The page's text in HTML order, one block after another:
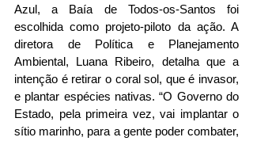
Azul, a Baía de Todos-os-Santos foi
escolhida como projeto-piloto da ação. A
diretora de Política e Planejamento
Ambiental, Luana Ribeiro, detalha que a
intenção é retirar o coral sol, que é invasor,
e plantar espécies nativas. “O Governo do
Estado, pela primeira vez, vai implantar o
sítio marinho, para a gente poder combater,